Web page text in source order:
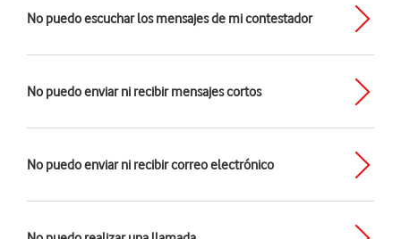
No puedo escuchar los mensajes de mi contestador
No puedo enviar ni recibir mensajes cortos
No puedo enviar ni recibir correo electrónico